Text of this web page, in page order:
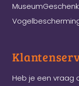
Heb je een vraag